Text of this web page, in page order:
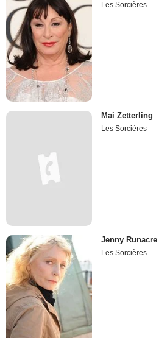
Les Sorcières
Mai Zetterling
Les Sorcières
Jenny Runacre
Les Sorcières